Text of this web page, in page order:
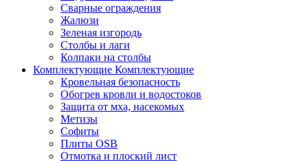
Сварные ограждения
Жалюзи
Зеленая изгородь
Столбы и лаги
Колпаки на столбы
Комплектующие Комплектующие
Кровельная безопасность
Обогрев кровли и водостоков
Защита от мха, насекомых
Метизы
Софиты
Плиты OSB
Отмотка и плоский лист